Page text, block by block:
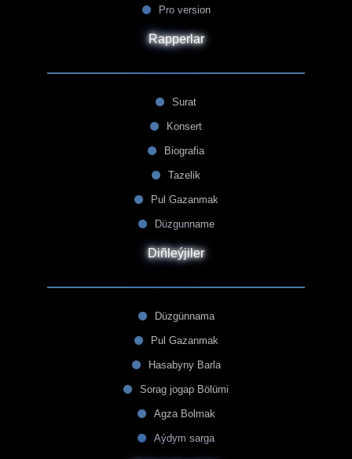
Pro version
Rapperlar
Surat
Konsert
Biografia
Tazelik
Pul Gazanmak
Düzgunname
Diñleýjiler
Düzgünnama
Pul Gazanmak
Hasabyny Barla
Sorag jogap Bölümi
Agza Bolmak
Aýdym sarga